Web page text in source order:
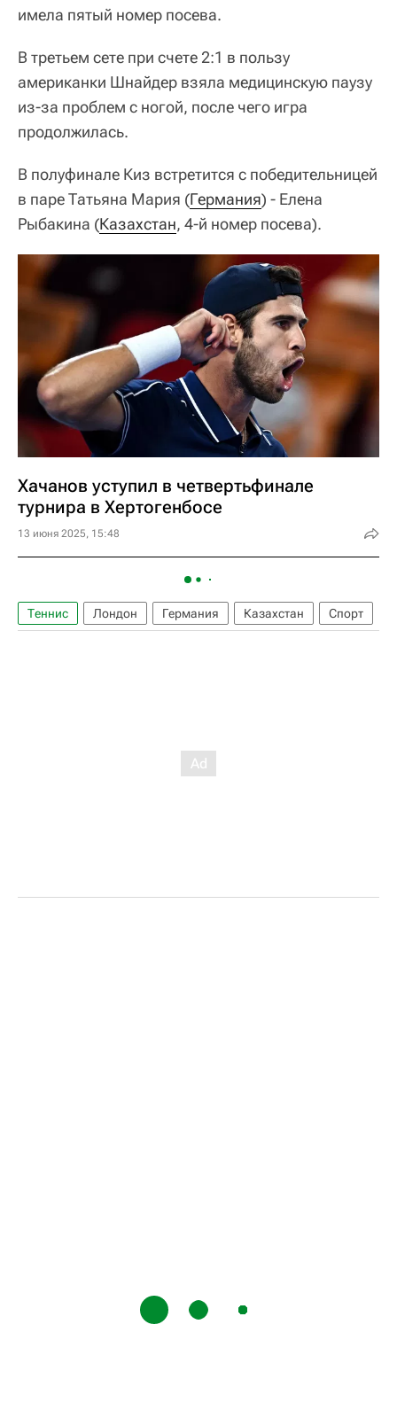
имела пятый номер посева.
В третьем сете при счете 2:1 в пользу
американки Шнайдер взяла медицинскую паузу
из-за проблем с ногой, после чего игра
продолжилась.
В полуфинале Киз встретится с победительницей
в паре Татьяна Мария (Германия) - Елена
Рыбакина (Казахстан, 4-й номер посева).
Хачанов уступил в четвертьфинале
турнира в Хертогенбосе
13 июня 2025, 15:48
Теннис Лондон Германия Казахстан Спорт